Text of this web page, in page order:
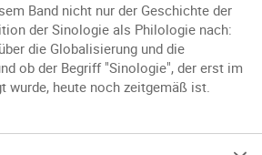
Band nicht nur der Geschichte der
der Sinologie als Philologie nach:
die Globalisierung und die
ob der Begriff "Sinologie", der erst im
wurde, heute noch zeitgemäß ist.